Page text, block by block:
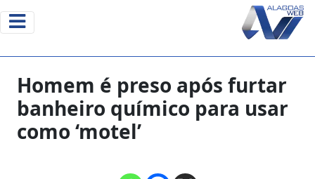
Homem é preso após furtar
banheiro químico para usar
como ‘motel’